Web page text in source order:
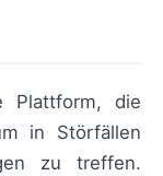
Plattform, die
in Störfällen
zu treffen.